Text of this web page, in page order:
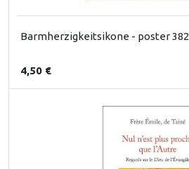
Barmherzigkeitsikone - poster 382
4,50 €